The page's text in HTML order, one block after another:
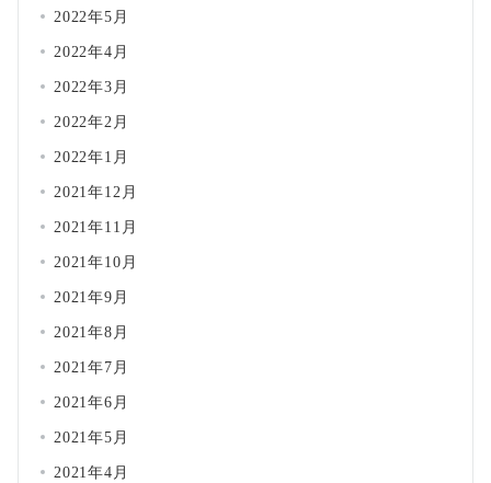
2022年5月
2022年4月
2022年3月
2022年2月
2022年1月
2021年12月
2021年11月
2021年10月
2021年9月
2021年8月
2021年7月
2021年6月
2021年5月
2021年4月